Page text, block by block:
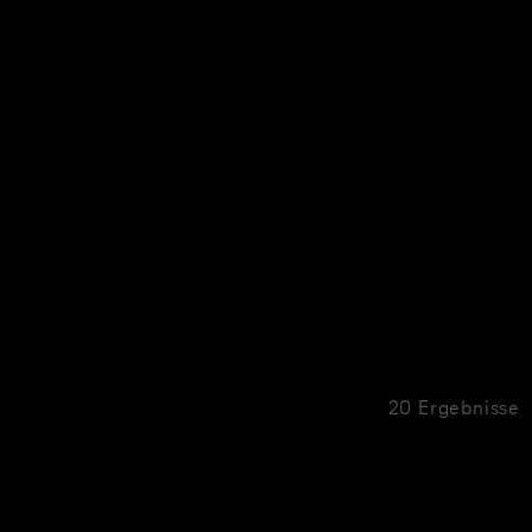
20 Ergebnisse